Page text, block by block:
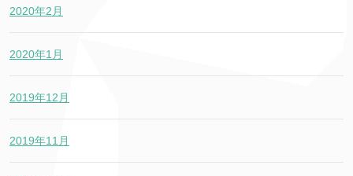
2020年2月
2020年1月
2019年12月
2019年11月